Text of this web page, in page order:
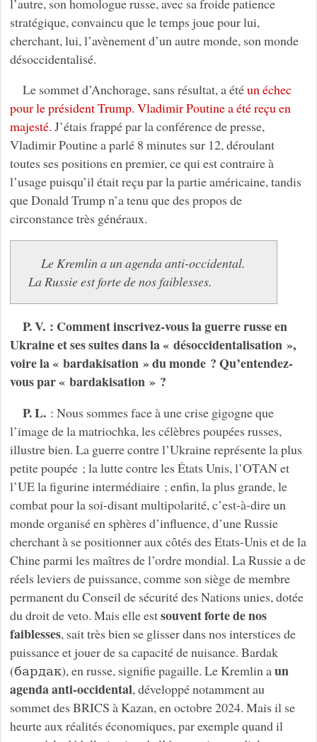
stratégique, convaincu que le temps joue pour lui,
cherchant, lui, l’avènement d’un autre monde, son monde
désoccidentalisé.
Le sommet d’Anchorage, sans résultat, a étéun échec
pour le président Trump. Vladimir Poutine a été reçu en
majesté. J’étais frappé par la conférence de presse,
Vladimir Poutine a parlé 8 minutes sur 12, déroulant
toutes ses positions en premier, ce qui est contraire à
l’usage puisqu’il était reçu par la partie américaine, tandis
que Donald Trump n’a tenu que des propos de
circonstance très généraux.
Le Kremlin a un agenda anti-occidental.
La Russie est forte de nos faiblesses.
P. V. : Comment inscrivez-vous la guerre russe en
Ukraine et ses suites dans la « désoccidentalisation »,
voire la « bardakisation » du monde ? Qu’entendez-
vous par « bardakisation » ?
P. L.: Nous sommes face à une crise gigogne que
l’image de la matriochka, les célèbres poupées russes,
illustre bien. La guerre contre l’Ukraine représente la plus
petite poupée ; la lutte contre les États Unis, l’OTAN et
l’UE la figurine intermédiaire ; enfin, la plus grande, le
combat pour la soi-disant multipolarité, c’est-à-dire un
monde organisé en sphères d’influence, d’une Russie
cherchant à se positionner aux côtés des Etats-Unis et de la
Chine parmi les maîtres de l’ordre mondial. La Russie a de
réels leviers de puissance, comme son siège de membre
permanent du Conseil de sécurité des Nations unies, dotée
du droit de veto. Mais elle estsouvent forte de nos
faiblesses, sait très bien se glisser dans nos interstices de
puissance et jouer de sa capacité de nuisance. Bardak
(бардак), en russe, signifie pagaille. Le Kremlin aun
agenda anti-occidental, développé notamment au
sommet des BRICS à Kazan, en octobre 2024. Mais il se
heurte aux réalités économiques, par exemple quand il